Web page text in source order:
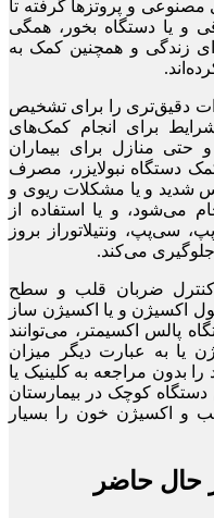
و پروتزها گرفته تا
و یا دستگاه بخور، همگی
زندگی و همچنین کمک به
دقیق‌تری را برای تشخیص
برای انجام کمک‌های
حتی منازل برای بیماران
دستگاه نبولایزر، مصرف
شدید و یا مشکلات ریوی و
می‌شود، و یا استفاده از
سی‌پپ، ونتیلاتوراز بروز
می‌کند.
کنترل ضربان قلب و سطح
اکسیژن و یا اکسیژن ساز
پالس اکسیمتر، می‌توانند
یا به عبارت دیگر میزان
بدون مراجعه به کلینیک یا
دستگاه کوچک در بیمارستان
و اکسیژن خون را بسیار
حاضر